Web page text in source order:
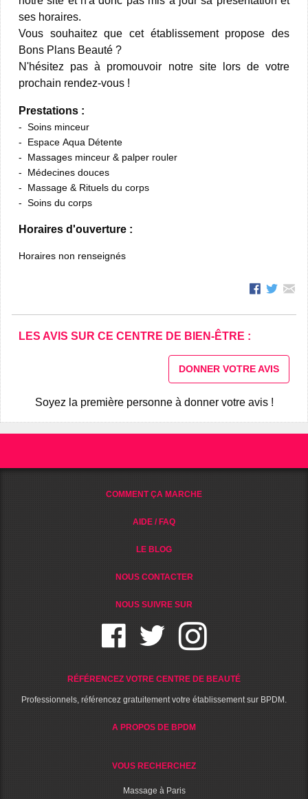
ses horaires.
Vous souhaitez que cet établissement propose des
Bons Plans Beauté ?
N'hésitez pas à promouvoir notre site lors de votre
prochain rendez-vous !
Prestations :
Soins minceur
Espace Aqua Détente
Massages minceur & palper rouler
Médecines douces
Massage & Rituels du corps
Soins du corps
Horaires d'ouverture :
Horaires non renseignés
LES AVIS SUR CE CENTRE DE BIEN-ÊTRE :
DONNER VOTRE AVIS
Soyez la première personne à donner votre avis !
COMMENT ÇA MARCHE
AIDE / FAQ
LE BLOG
NOUS CONTACTER
NOUS SUIVRE SUR
RÉFÉRENCEZ VOTRE CENTRE DE BEAUTÉ
Professionnels, référencez gratuitement votre établissement sur BPDM.
A PROPOS DE BPDM
VOUS RECHERCHEZ
Massage à Paris